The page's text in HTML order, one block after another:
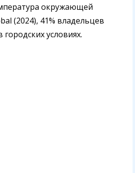
окружающей
(2024), 41% владельцев
условиях.